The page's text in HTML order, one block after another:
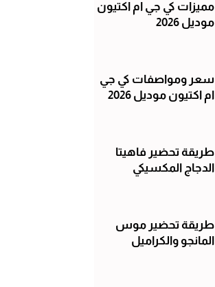
مميزات كي جي ام اكتيون
موديل 2026
سعر ومواصفات كي جي
ام اكتيون موديل 2026
طريقة تحضير فاهيتا
الدجاج المكسيكي
طريقة تحضير موس
المانجو والكراميل